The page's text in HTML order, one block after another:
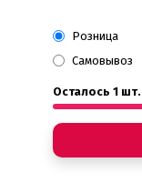
Розница
Самовывоз
Осталось 1 шт.